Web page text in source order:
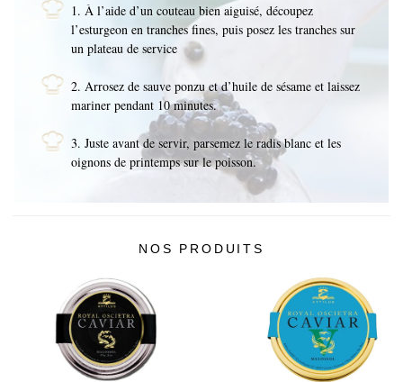
1. À l’aide d’un couteau bien aiguisé, découpez
l’esturgeon en tranches fines, puis posez les tranches sur
un plateau de service
2. Arrosez de sauve ponzu et d’huile de sésame et laissez
mariner pendant 10 minutes.
3. Juste avant de servir, parsemez le radis blanc et les
oignons de printemps sur le poisson.
NOS PRODUITS